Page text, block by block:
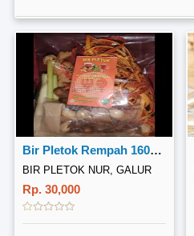
Bir Pletok Rempah 160gr, 13 Ramuan
BIR PLETOK NUR, GALUR
Rp. 30,000